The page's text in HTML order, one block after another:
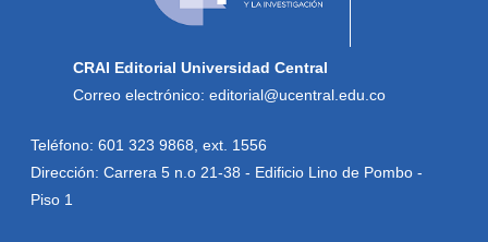
CRAI Editorial Universidad Central
Correo electrónico: editorial@ucentral.edu.co
Teléfono: 601 323 9868, ext. 1556
Dirección: Carrera 5 n.o 21-38 - Edificio Lino de Pombo -
Piso 1